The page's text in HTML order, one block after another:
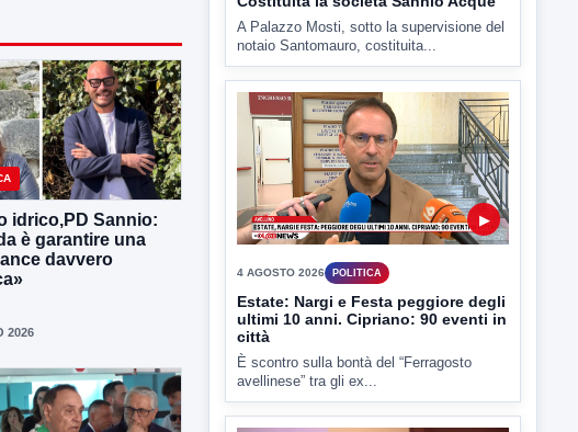
idrico,PD Sannio:
è garantire una
davvero
2026
4 AGOSTO 2026 POLITICA
Costituita la società Sannio Acque
A Palazzo Mosti, sotto la supervisione del
notaio Santomauro, costituita...